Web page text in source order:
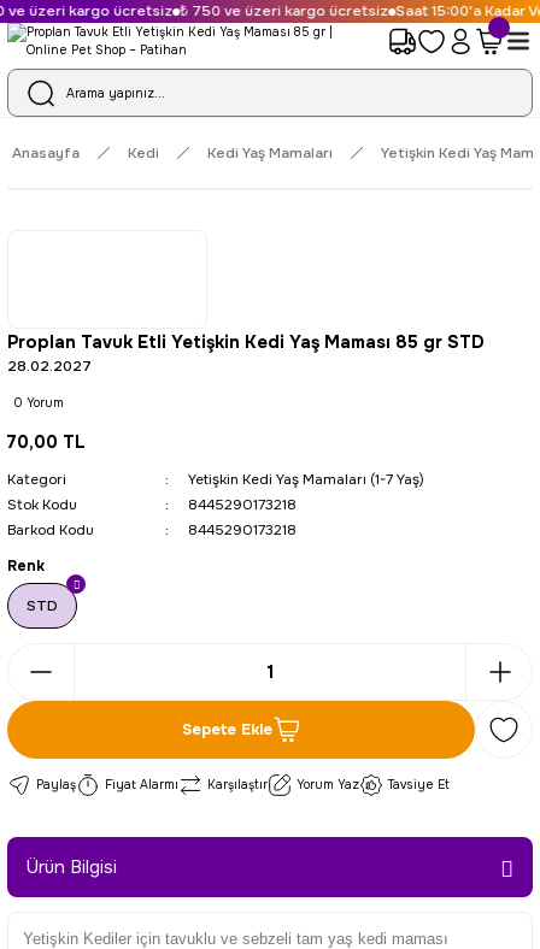
üzeri kargo ücretsiz ₺ 750 ve üzeri kargo ücretsiz Saat 15:00'a Kadar
Anasayfa Kedi Kedi Yaş Mamaları Yetişkin Kedi Yaş
Proplan Tavuk Etli Yetişkin Kedi Yaş Maması 85 gr STD
28.02.2027
0 Yorum
70,00 TL
Kategori
Yetişkin Kedi Yaş Mamaları (1-7 Yaş)
Stok Kodu
8445290173218
Barkod Kodu
8445290173218
Renk
STD
Sepete Ekle
Paylaş Fiyat Alarmı Karşılaştır Yorum Yaz Tavsiye Et
Ürün Bilgisi
Yetişkin Kediler için tavuklu ve sebzeli tam yaş kedi maması